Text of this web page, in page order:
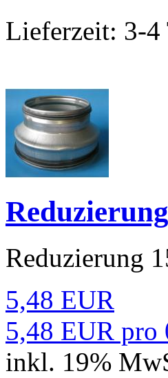
Lieferzeit: 3-4
Reduzierung
5,48 EUR
5,48 EUR pro
inkl. 19%